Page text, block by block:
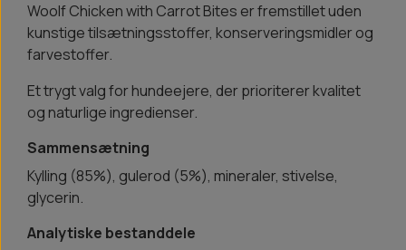
Woolf Chicken with Carrot Bites er fremstillet uden
kunstige tilsætningsstoffer, konserveringsmidler og
farvestoffer.
Et trygt valg for hundeejere, der prioriterer kvalitet
og naturlige ingredienser.
Sammensætning
Kylling (85%), gulerod (5%), mineraler, stivelse,
glycerin.
Analytiske bestanddele